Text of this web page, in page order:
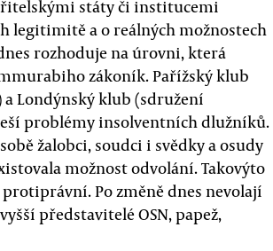
státy či institucemi
legitimitě a o reálných možnostech
rozhoduje na úrovni, která
zákoník. Pařížský klub
Londýnský klub (sdružení
problémy insolventních dlužníků.
žalobci, soudci i svědky a osudy
možnost odvolání. Takovýto
Po změně dnes nevolají
představitelé OSN, papež,